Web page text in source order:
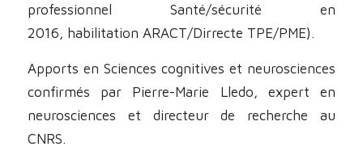
professionnel Santé/sécurité en
2016, habilitation ARACT/Dirrecte TPE/PME).
Apports en Sciences cognitives et neurosciences
confirmés par Pierre-Marie Lledo, expert en
neurosciences et directeur de recherche au
CNRS.